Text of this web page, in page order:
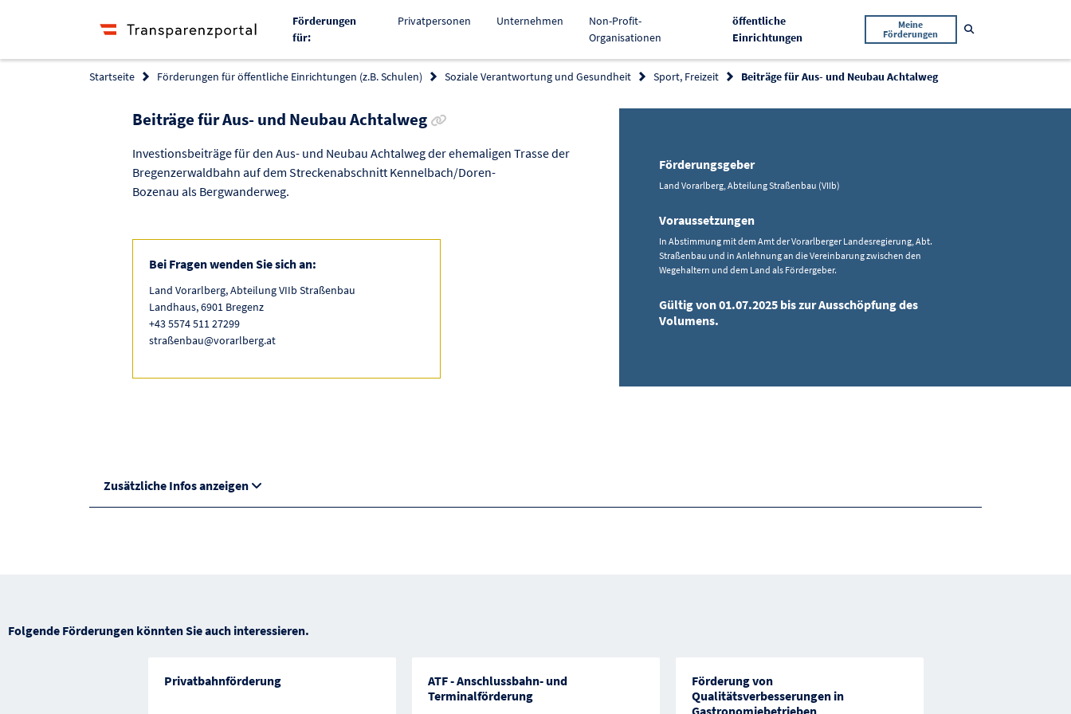
Förderungen
für:
Privatpersonen Unternehmen
Non-Profit-
Organisationen
öffentliche
EinrichtungenAktiv
Meine
Förderungen
Startseite Förderungen für öffentliche Einrichtungen (z.B. Schulen) Soziale Verantwortung und Gesundheit Sport, Freizeit Beiträge für Aus- und Neubau Achtalweg
Beiträge für Aus- und Neubau Achtalweg Link zur Förderung kopieren
Investionsbeiträge für den Aus- und Neubau Achtalweg der ehemaligen Trasse der
Bregenzerwaldbahn auf dem Streckenabschnitt Kennelbach/Doren-
Bozenau als Bergwanderweg.
Bei Fragen wenden Sie sich an:
Land Vorarlberg, Abteilung VIIb Straßenbau
Landhaus, 6901 Bregenz
+43 5574 511 27299
straßenbau@vorarlberg.at
Förderungsgeber
Land Vorarlberg, Abteilung Straßenbau (VIIb)
Voraussetzungen
In Abstimmung mit dem Amt der Vorarlberger Landesregierung, Abt.
Straßenbau und in Anlehnung an die Vereinbarung zwischen den
Wegehaltern und dem Land als Fördergeber.
Gültig von 01.07.2025 bis zur Ausschöpfung des
Volumens.
Zusätzliche Infos anzeigen
Folgende Förderungen könnten Sie auch interessieren.
Privatbahnförderung
ATF - Anschlussbahn- und
Terminalförderung
Förderung von
Qualitätsverbesserungen in
Gastronomiebetrieben